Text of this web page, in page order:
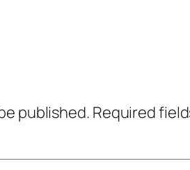
published. Required